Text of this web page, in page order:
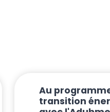
Au
transition